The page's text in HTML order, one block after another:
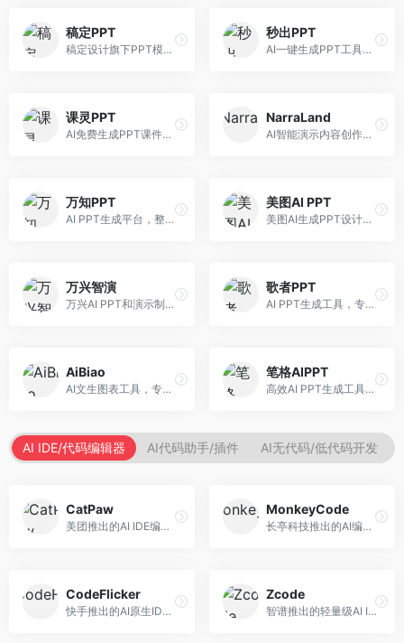
稿定PPT
稿定设计旗下PPT模板资源库，整合AI生成功能。面向设计师和职场人士，提供海量PPT模板、AI内容生成等服务，模板质量高。
秒出PPT
AI一键生成PPT工具，专注于快速演示文稿制作。面向职场人士，支持主题输入、内容生成、模板套用等功能，PPT生成速度快，适合紧急制作场景。
课灵PPT
AI免费生成PPT课件平台，专注于教育场景。面向教师和教育工作者，提供课件生成、教学设计、模板选择等服务，教育适配性强。
NarraLand
AI智能演示内容创作平台，专注于叙事演示。面向内容创作者，提供故事创作、演示生成、动画设计等服务，演示内容生动有趣。
万知PPT
AI PPT生成平台，整合知识库与创作功能。面向职场人士，支持内容检索、PPT生成、设计优化等服务，知识整合能力强。
美图AI PPT
美图AI生成PPT设计工具，整合图像处理能力。面向设计师和职场人士，提供PPT生成、图片美化、设计优化等服务，视觉设计美观。
万兴智演
万兴AI PPT和演示制作软件，整合视频演示功能。面向职场人士和教育工作者，提供PPT生成、演示录制、视频制作等服务，演示功能完善。
歌者PPT
AI PPT生成工具，专注于演示文稿智能创作。面向职场人士，支持主题输入、内容生成、设计美化等功能，PPT制作效率高。
AiBiao
AI文生图表工具，专注于数据可视化展示。面向数据分析师和职场人士，提供图表生成、数据可视化、PPT嵌入等服务，数据展示专业。
笔格AIPPT
高效AI PPT生成工具，专注于演示文稿智能创作。面向职场人士，支持主题输入、内容生成、设计美化等功能，PPT制作效率高。
AI IDE/代码编辑器 AI代码助手/插件 AI无代码/低代码开发
CatPaw
美团推出的AI IDE编程工具，专注于本地开发生态。面向开发者，提供智能代码补全、代码生成、项目管理等服务，本地开发体验好。
MonkeyCode
长亭科技推出的AI编程助手，专注于安全开发。面向开发者，提供代码生成、安全检测、漏洞修复等服务，安全开发能力强。
CodeFlicker
快手推出的AI原生IDE，专注于短视频相关开发。面向快手生态开发者，提供代码生成、调试辅助等服务，与快手开发生态深度整合。
Zcode
智谱推出的轻量级AI IDE，基于GLM模型。面向开发者，提供智能代码补全、代码生成、错误检测等服务，中文编程支持好。